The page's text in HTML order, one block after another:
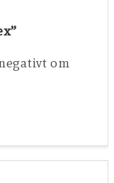
om